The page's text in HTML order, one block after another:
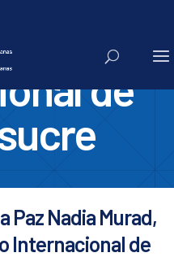
de
Paz Nadia Murad,
Internacional de